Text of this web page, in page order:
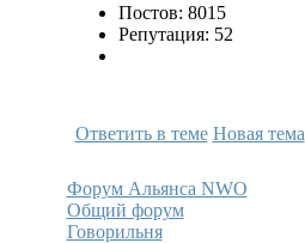
Постов: 8015
Репутация: 52
Ответить в теме Новая тема
Форум Альянса NWO
Общий форум
Говорильня